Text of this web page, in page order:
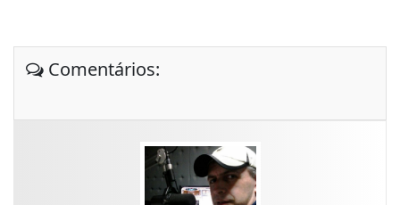
Comentários: